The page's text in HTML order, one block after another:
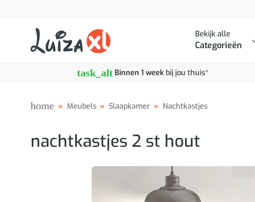
Bekijk alle
Categorieën
task_altBinnen 1 weekbij jou thuis*
home » Meubels » Slaapkamer » Nachtkastjes
nachtkastjes 2 st hout